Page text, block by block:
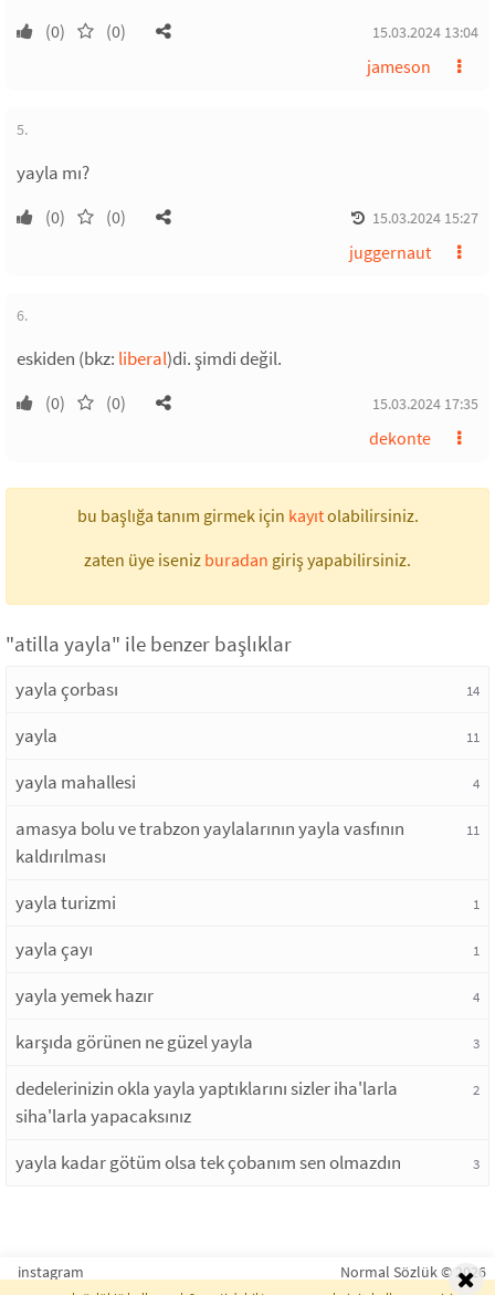
(0) (0) 15.03.2024 13:04
jameson
5.
yayla mı?
(0) (0) 15.03.2024 15:27
juggernaut
6.
eskiden (bkz: liberal)di. şimdi değil.
(0) (0) 15.03.2024 17:35
dekonte
bu başlığa tanım girmek için kayıtolabilirsiniz.
zaten üye iseniz buradan giriş yapabilirsiniz.
"atilla yayla" ile benzer başlıklar
yayla çorbası 14
yayla 11
yayla mahallesi 4
amasya bolu ve trabzon yaylalarının yayla vasfının
kaldırılması
11
yayla turizmi 1
yayla çayı 1
yayla yemek hazır 4
karşıda görünen ne güzel yayla 3
dedelerinizin okla yayla yaptıklarını sizler iha'larla
siha'larla yapacaksınız
2
yayla kadar götüm olsa tek çobanım sen olmazdın 3
instagram Normal Sözlük © 2026